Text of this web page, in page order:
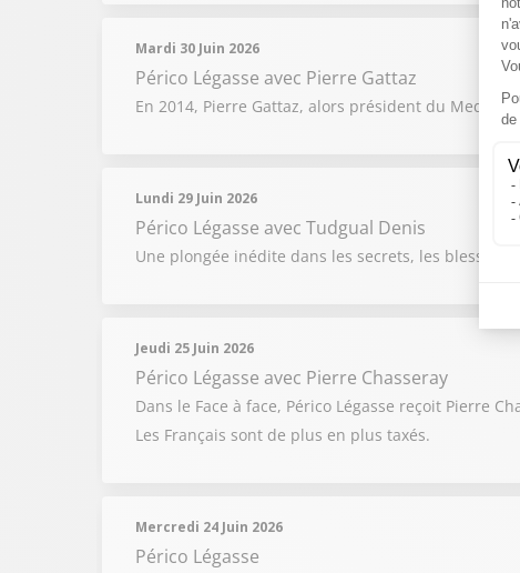
Mardi 30 Juin 2026
Périco Légasse avec Pierre Gattaz
En 2014, Pierre Gattaz, alors président du Medef,
Lundi 29 Juin 2026
Périco Légasse avec Tudgual Denis
Une plongée inédite dans les secrets, les
Jeudi 25 Juin 2026
Périco Légasse avec Pierre Chasseray
Dans le Face à face, Périco Légasse reçoit Pierre
Les Français sont de plus en plus taxés.
Mercredi 24 Juin 2026
Périco Légasse